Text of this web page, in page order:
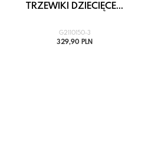
TRZEWIKI DZIECIĘCE...
G2110150-3
329,90 PLN